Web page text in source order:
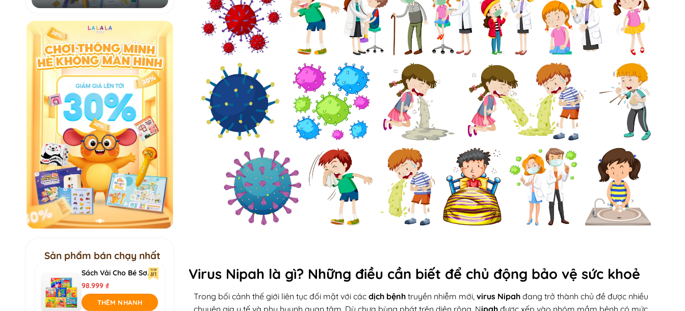
Sản phẩm bán chạy nhất
Sách Vải Cho Bé Sơ...
98.999 ₫
THÊM NHANH
Virus Nipah là gì? Những điều cần biết để chủ động bảo vệ sức khoẻ
Trong bối cảnh thế giới liên tục đối mặt với các dịch bệnhtruyền nhiễm mới, virus Nipahđang trở thành chủ đề được nhiều
chuyên gia y tế và phụ huynh quan tâm. Dù chưa bùng phát trên diện rộng, Nipahđược xếp vào nhóm mầm bệnh có mức